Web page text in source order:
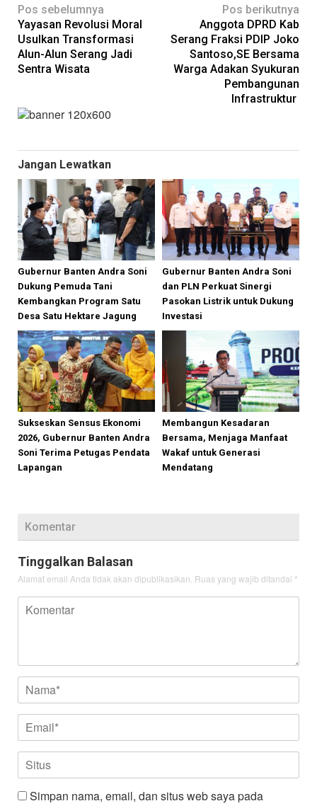
Navigasi
pos
Pos sebelumnya
Yayasan Revolusi Moral
Usulkan Transformasi
Alun-Alun Serang Jadi
Sentra Wisata
Pos berikutnya
Anggota DPRD Kab
Serang Fraksi PDIP Joko
Santoso,SE Bersama
Warga Adakan Syukuran
Pembangunan
Infrastruktur
Jangan Lewatkan
Gubernur Banten Andra Soni
Dukung Pemuda Tani
Kembangkan Program Satu
Desa Satu Hektare Jagung
Gubernur Banten Andra Soni
dan PLN Perkuat Sinergi
Pasokan Listrik untuk Dukung
Investasi
Sukseskan Sensus Ekonomi
2026, Gubernur Banten Andra
Soni Terima Petugas Pendata
Lapangan
Membangun Kesadaran
Bersama, Menjaga Manfaat
Wakaf untuk Generasi
Mendatang
Komentar
Tinggalkan Balasan
Alamat email Anda tidak akan dipublikasikan. Ruas yang wajib ditandai *
Simpan nama, email, dan situs web saya pada